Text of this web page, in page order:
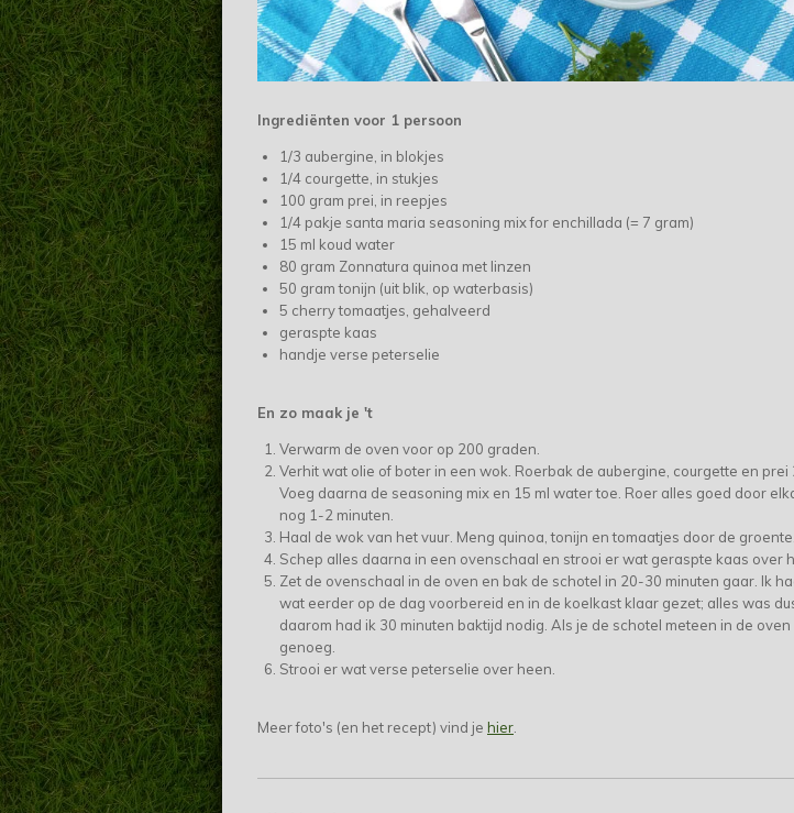
Ingrediënten voor 1 persoon
1/3 aubergine, in blokjes
1/4 courgette, in stukjes
100 gram prei, in reepjes
1/4 pakje santa maria seasoning mix for enchillada (= 7 gram)
15 ml koud water
80 gram Zonnatura quinoa met linzen
50 gram tonijn (uit blik, op waterbasis)
5 cherry tomaatjes, gehalveerd
geraspte kaas
handje verse peterselie
En zo maak je 't
Verwarm de oven voor op 200 graden.
Verhit wat olie of boter in een wok. Roerbak de aubergine, courgette en prei
Voeg daarna de seasoning mix en 15 ml water toe. Roer alles goed door
nog 1-2 minuten.
Haal de wok van het vuur. Meng quinoa, tonijn en tomaatjes door de groente.
Schep alles daarna in een ovenschaal en strooi er wat geraspte kaas over
Zet de ovenschaal in de oven en bak de schotel in 20-30 minuten gaar. Ik
wat eerder op de dag voorbereid en in de koelkast klaar gezet; alles was
daarom had ik 30 minuten baktijd nodig. Als je de schotel meteen in de oven
genoeg.
Strooi er wat verse peterselie over heen.
Meer foto's (en het recept) vind je hier